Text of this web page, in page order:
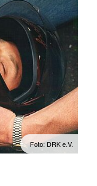
Foto: DRK e.V.